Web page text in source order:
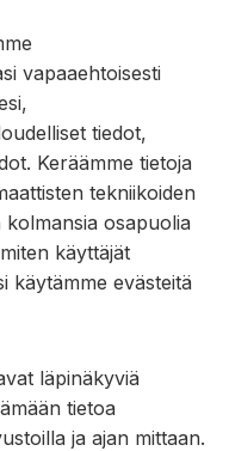
vapaaehtoisesti
tiedot,
Keräämme tietoja
tekniikoiden
kolmansia osapuolia
käyttäjät
käytämme evästeitä
läpinäkyviä
tietoa
ja ajan mittaan.